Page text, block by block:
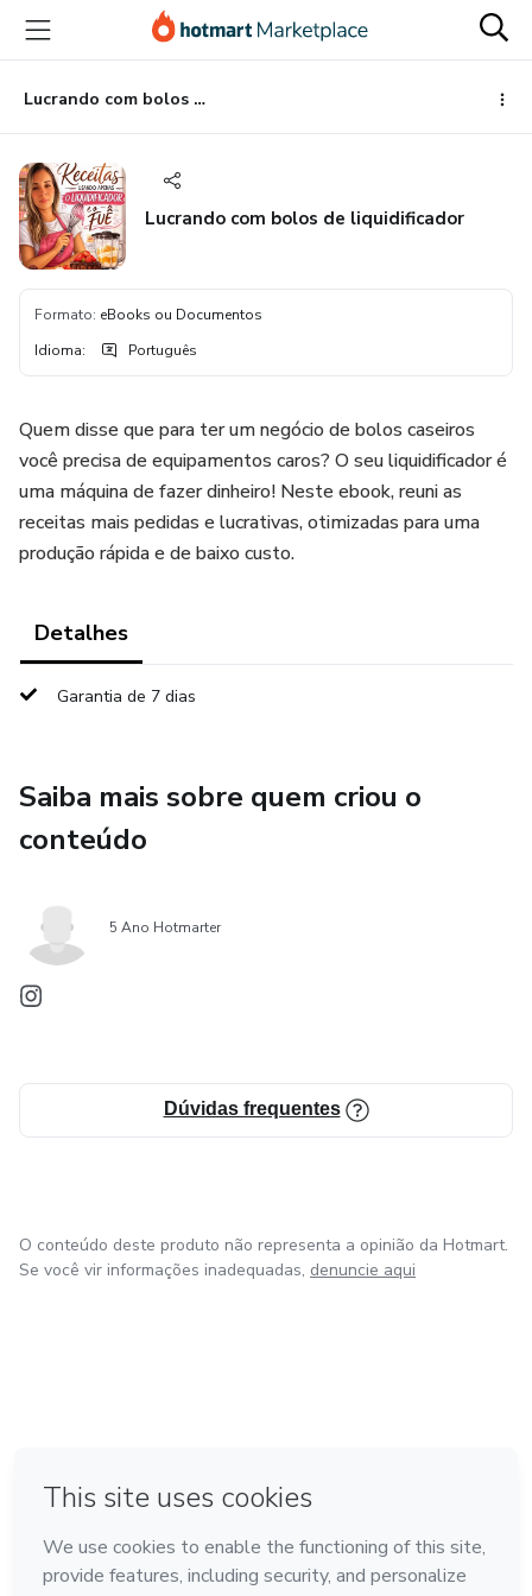
para
conteúdo
principal
para
pagamento
para
rodapé
Lucrando com bolos de liquidificador
Lucrando com bolos de liquidificador
Formato: eBooks ou Documentos
Idioma: Português
Quem disse que para ter um negócio de bolos caseiros
você precisa de equipamentos caros? O seu liquidificador é
uma máquina de fazer dinheiro! Neste ebook, reuni as
receitas mais pedidas e lucrativas, otimizadas para uma
produção rápida e de baixo custo.
Detalhes
Garantia de 7 dias
Saiba mais sobre quem criou o
conteúdo
5 Ano Hotmarter
Dúvidas frequentes
O conteúdo deste produto não representa a opinião da Hotmart.
Se você vir informações inadequadas, denuncie aqui
Feito com ❤ na Cidade do México